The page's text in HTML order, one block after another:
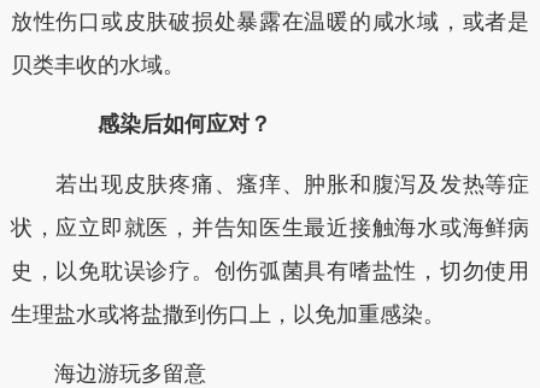
放性伤口或皮肤破损处暴露在温暖的咸水域，或者是
贝类丰收的水域。
感染后如何应对？
若出现皮肤疼痛、瘙痒、肿胀和腹泻及发热等症
状，应立即就医，并告知医生最近接触海水或海鲜病
史，以免耽误诊疗。创伤弧菌具有嗜盐性，切勿使用
生理盐水或将盐撒到伤口上，以免加重感染。
海边游玩多留意